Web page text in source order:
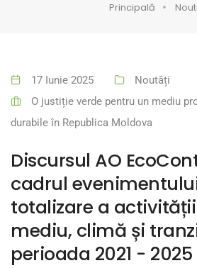
Principală
17 Iunie 2025
Noutăți
O justiție verde pentru un mediu
durabile în Republica Moldova
Discursul AO
cadrul
totalizare a
mediu, climă și
perioada 2021 - 2025